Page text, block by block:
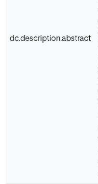
dc.description.abstract